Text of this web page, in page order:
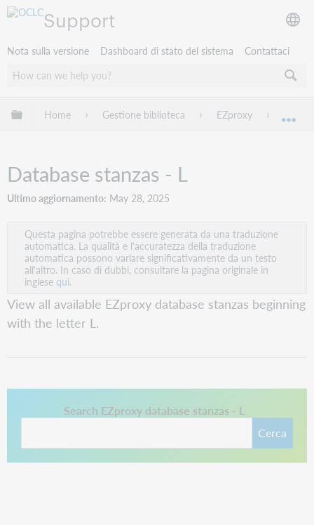
Support
Nota sulla versione Dashboard di stato del sistema Contattaci
Espandi/comprimi la gerarchia globale
Home Gestione biblioteca EZproxy
Database stanzas - L
Ultimo aggiornamento May 28, 2025
Questa pagina potrebbe essere generata da una traduzione
automatica. La qualità e l'accuratezza della traduzione
automatica possono variare significativamente da un testo
all'altro. In caso di dubbi, consultare la pagina originale in
inglesequi.
View all available EZproxy database stanzas beginning
with the letter L.
Search EZproxy database stanzas - L
Cerca
Questo collegamento si apre in una nuova scheda.